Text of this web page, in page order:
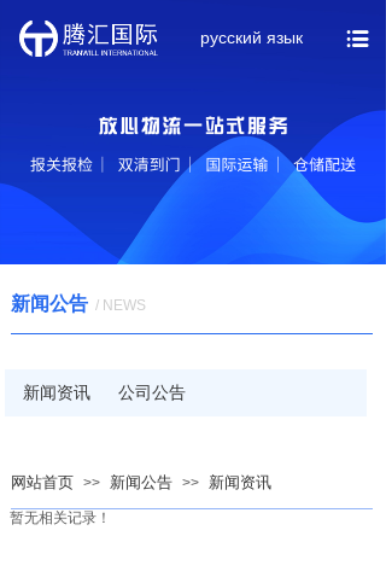
русский язык
新闻公告 / NEWS
新闻资讯 公司公告
网站首页 >> 新闻公告 >> 新闻资讯
暂无相关记录！